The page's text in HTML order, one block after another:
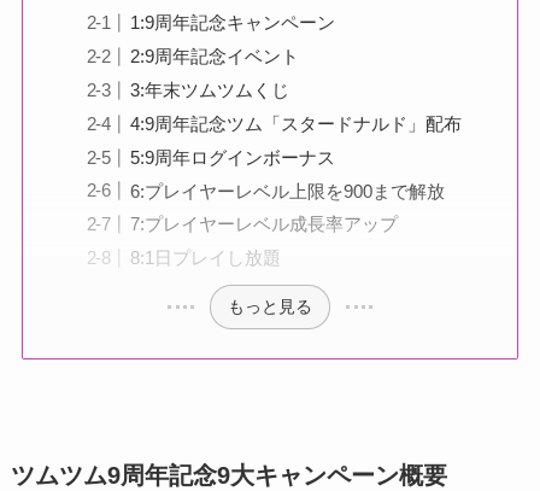
1:9周年記念キャンペーン
2:9周年記念イベント
3:年末ツムツムくじ
4:9周年記念ツム「スタードナルド」配布
5:9周年ログインボーナス
6:プレイヤーレベル上限を900まで解放
7:プレイヤーレベル成長率アップ
8:1日プレイし放題
もっと見る
ツムツム9周年記念9大キャンペーン概要